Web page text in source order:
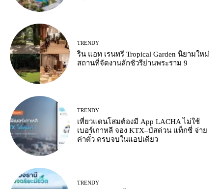
TRENDY
ริน แอท เรนทรี Tropical Garden นิยามใหม่
สถานที่จัดงานลักชัวรีย่านพระราม 9
TRENDY
เที่ยวแดนโสมต้องมี App LACHA ไม่ใช้
เบอร์เกาหลี จอง KTX–บัสด่วน แท็กซี่ จ่าย
ค่าตั๋ว ครบจบในแอปเดียว
TRENDY